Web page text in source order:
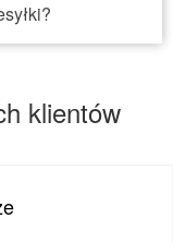
klientów